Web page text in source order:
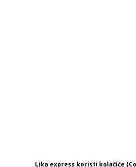
Lika express koristi kolačiće